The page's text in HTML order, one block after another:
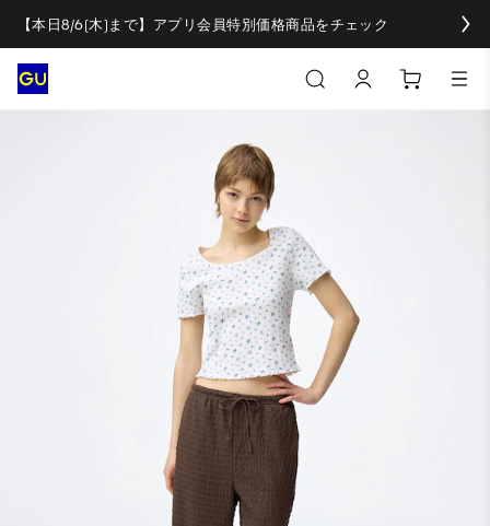
【本日8/6(木)まで】アプリ会員特別価格商品をチェック